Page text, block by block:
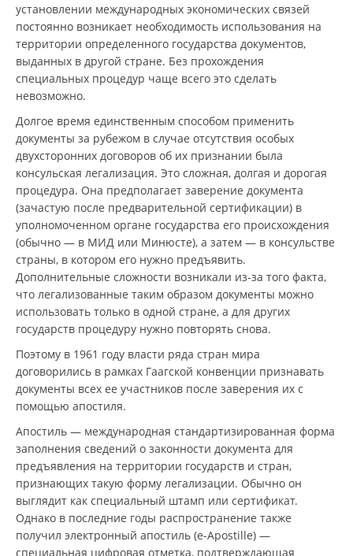
установлении международных экономических связей
постоянно возникает необходимость использования на
территории определенного государства документов,
выданных в другой стране. Без прохождения
специальных процедур чаще всего это сделать
невозможно.
Долгое время единственным способом применить
документы за рубежом в случае отсутствия особых
двухсторонних договоров об их признании была
консульская легализация. Это сложная, долгая и дорогая
процедура. Она предполагает заверение документа
(зачастую после предварительной сертификации) в
уполномоченном органе государства его происхождения
(обычно — в МИД или Минюсте), а затем — в консульстве
страны, в котором его нужно предъявить.
Дополнительные сложности возникали из-за того факта,
что легализованные таким образом документы можно
использовать только в одной стране, а для других
государств процедуру нужно повторять снова.
Поэтому в 1961 году власти ряда стран мира
договорились в рамках Гаагской конвенции признавать
документы всех ее участников после заверения их с
помощью апостиля.
Апостиль — международная стандартизированная форма
заполнения сведений о законности документа для
предъявления на территории государств и стран,
признающих такую форму легализации. Обычно он
выглядит как специальный штамп или сертификат.
Однако в последние годы распространение также
получил электронный апостиль (e-Apostille) —
специальная цифровая отметка, подтверждающая